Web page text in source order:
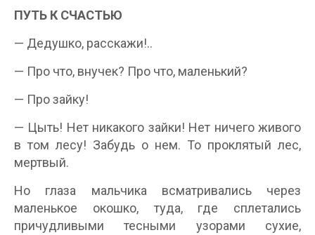
ПУТЬ К СЧАСТЬЮ
— Дедушко, расскажи!..
— Про что, внучек? Про что, маленький?
— Про зайку!
— Цыть! Нет никакого зайки! Нет ничего живого
в том лесу! Забудь о нем. То проклятый лес,
мертвый.
Но глаза мальчика всматривались через
маленькое окошко, туда, где сплетались
причудливыми тесными узорами сухие,